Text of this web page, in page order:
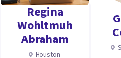
tercera y cuarta edad).
Regina
Wohltmuh
Abraham
Houston